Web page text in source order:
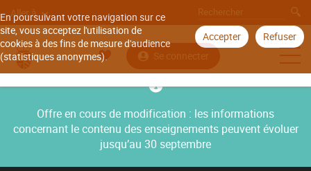
En poursuivant votre navigation sur ce
site, vous acceptez l'utilisation de
cookies à des fins de mesure d'audience
(statistiques anonymes).
Accepter Refuser
Aller à
Se connecter
Offre en cours de modification : les informations
concernant le contenu des enseignements peuvent évoluer
jusqu’au 30 septembre